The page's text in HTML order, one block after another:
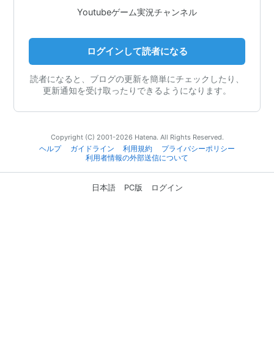
Youtubeゲーム実況チャンネル
ログインして読者になる
読者になると、ブログの更新を簡単にチェックしたり、
更新通知を受け取ったりできるようになります。
Copyright (C) 2001-2026 Hatena. All Rights Reserved.
ヘルプ
ガイドライン 利用規約
プライバシーポリシー
利用者情報の外部送信について
日本語 PC版 ログイン